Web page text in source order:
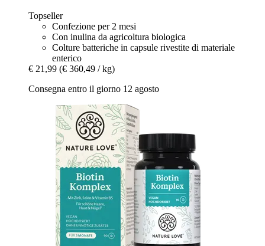
Topseller
Confezione per 2 mesi
Con inulina da agricoltura biologica
Colture batteriche in capsule rivestite di materiale
enterico
€ 21,99 (€ 360,49 / kg)
Consegna entro il giorno 12 agosto